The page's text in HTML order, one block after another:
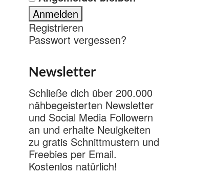
Registrieren
Passwort vergessen?
Newsletter
Schließe dich über 200.000
nähbegeisterten Newsletter
und Social Media Followern
an und erhalte Neuigkeiten
zu gratis Schnittmustern und
Freebies per Email.
Kostenlos natürlich!